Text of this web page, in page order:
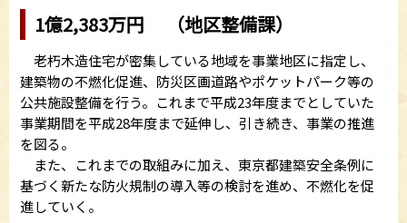
1億2,383万円 （地区整備課）
老朽木造住宅が密集している地域を事業地区に指定し、
建築物の不燃化促進、防災区画道路やポケットパーク等の
公共施設整備を行う。これまで平成23年度までとしていた
事業期間を平成28年度まで延伸し、引き続き、事業の推進
を図る。
また、これまでの取組みに加え、東京都建築安全条例に
基づく新たな防火規制の導入等の検討を進め、不燃化を促
進していく。